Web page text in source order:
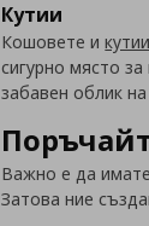
Кутии
Кошовете и
сигурно място
забавен облик
Важно е да
Затова ние